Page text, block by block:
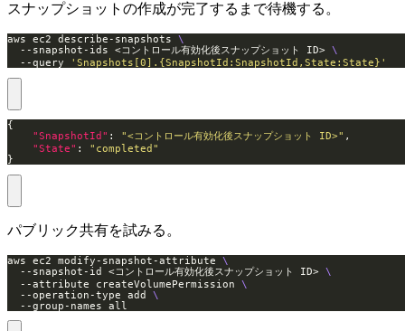
スナップショットの作成が完了するまで待機する。
aws ec2 describe-snapshots
  --snapshot-ids <コントロール有効化後スナップショット ID>
  --query
'Snapshots[0].{SnapshotId:SnapshotId,State:State}'
"SnapshotId" : "<コントロール有効化後スナップショット ID>"
"State" : "completed"
}
パブリック共有を試みる。
aws ec2 modify-snapshot-attribute
  --snapshot-id <コントロール有効化後スナップショット ID>
  --attribute createVolumePermission
  --operation-type add
  --group-names all